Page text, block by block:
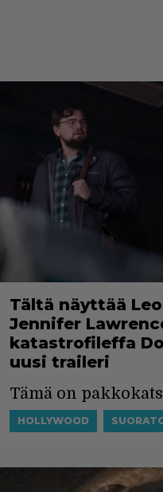
Tältä näyttää
Jennifer
katastrofileffa
uusi traileri
Tämä on
HOLLYWOOD